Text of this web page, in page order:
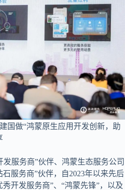
国做“鸿蒙原生应用开发创新，助
发服务商”伙伴、鸿蒙生态服务公司
服务商”伙伴，自2023年以来先后
开发服务商”、“鸿蒙先锋”，以及